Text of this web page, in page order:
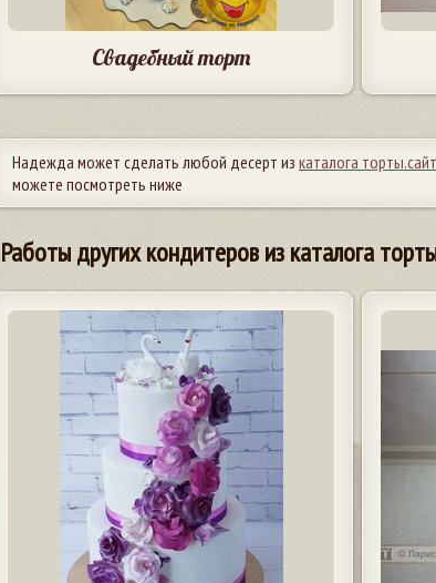
Свадебный торт
Надежда может сделать любой десерт из каталога торты.сайт
можете посмотреть ниже
Работы других кондитеров из каталога